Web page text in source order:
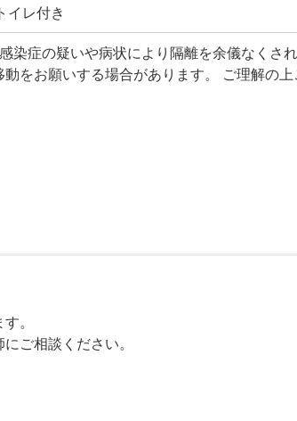
トイレ付き
染症の疑いや病状により隔離を余儀なくさ
をお願いする場合があります。 ご理解の上
。
ご相談ください。